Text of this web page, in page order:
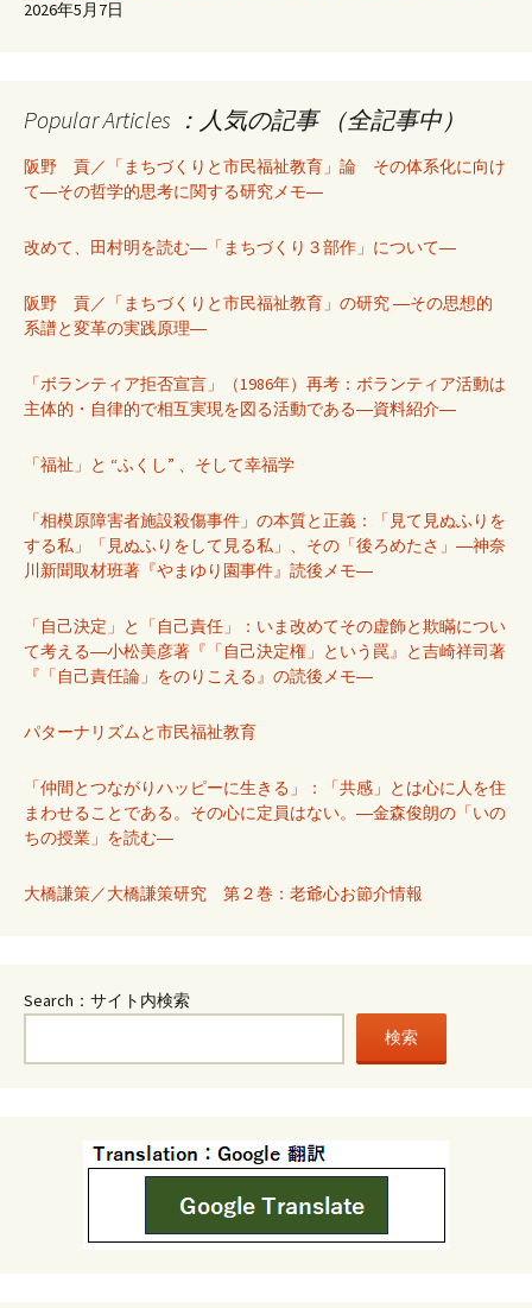
2026年5月7日
Popular Articles ：人気の記事 （全記事中）
阪野 貢／「まちづくりと市民福祉教育」論 その体系化に向け
て―その哲学的思考に関する研究メモ―
改めて、田村明を読む―「まちづくり３部作」について―
阪野 貢／「まちづくりと市民福祉教育」の研究 ―その思想的
系譜と変革の実践原理―
「ボランティア拒否宣言」（1986年）再考：ボランティア活動は
主体的・自律的で相互実現を図る活動である―資料紹介―
「福祉」と “ふくし” 、そして幸福学
「相模原障害者施設殺傷事件」の本質と正義：「見て見ぬふりを
する私」「見ぬふりをして見る私」、その「後ろめたさ」―神奈
川新聞取材班著『やまゆり園事件』読後メモ―
「自己決定」と「自己責任」：いま改めてその虚飾と欺瞞につい
て考える―小松美彦著『「自己決定権」という罠』と吉崎祥司著
『「自己責任論」をのりこえる』の読後メモ―
パターナリズムと市民福祉教育
「仲間とつながりハッピーに生きる」：「共感」とは心に人を住
まわせることである。その心に定員はない。―金森俊朗の「いの
ちの授業」を読む―
大橋謙策／大橋謙策研究 第２巻：老爺心お節介情報
Search：サイト内検索
検索